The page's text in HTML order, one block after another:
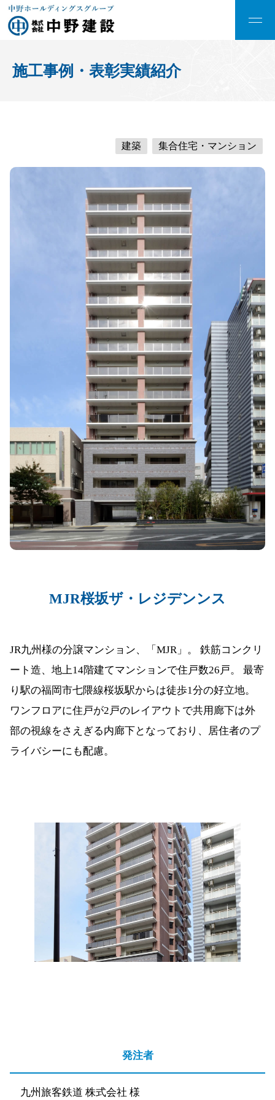
施工事例・表彰実績紹介
建築 集合住宅・マンション
MJR桜坂ザ・レジデンンス
JR九州様の分譲マンション、「MJR」。 鉄筋コンクリ
ート造、地上14階建てマンションで住戸数26戸。 最寄
り駅の福岡市七隈線桜坂駅からは徒歩1分の好立地。
ワンフロアに住戸が2戸のレイアウトで共用廊下は外
部の視線をさえぎる内廊下となっており、居住者のプ
ライバシーにも配慮。
発注者
九州旅客鉄道 株式会社 様